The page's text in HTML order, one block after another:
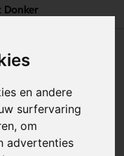
en andere
surfervaring
om
advertenties
Donker